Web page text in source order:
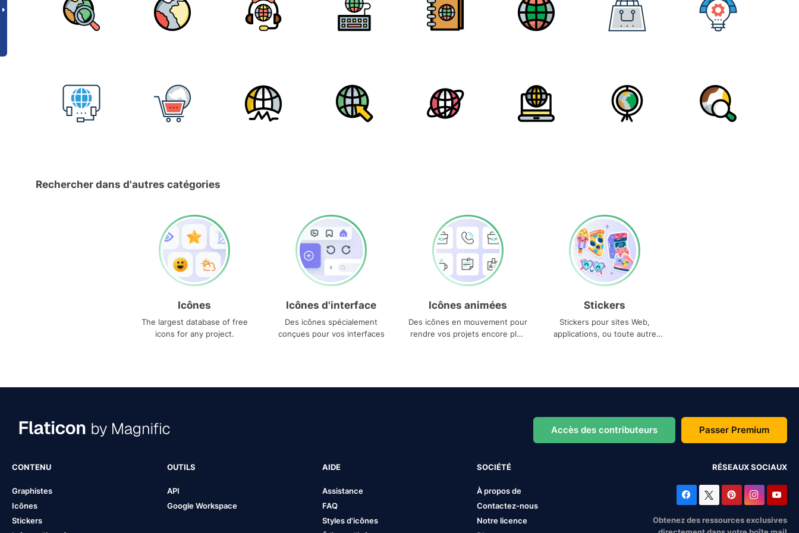
Rechercher dans d'autres catégories
Icônes
The largest database of free
icons for any project.
Icônes d'interface
Des icônes spécialement
conçues pour vos interfaces
Icônes animées
Des icônes en mouvement pour
rendre vos projets encore plus
Stickers
Stickers pour sites Web,
applications, ou toute autre
Accès des contributeurs Passer Premium
CONTENU
Graphistes
Icônes
Stickers
OUTILS
API
Google Workspace
AIDE
Assistance
FAQ
Styles d'icônes
SOCIÉTÉ
À propos de
Contactez-nous
Notre licence
RÉSEAUX SOCIAUX
Obtenez des ressources exclusives